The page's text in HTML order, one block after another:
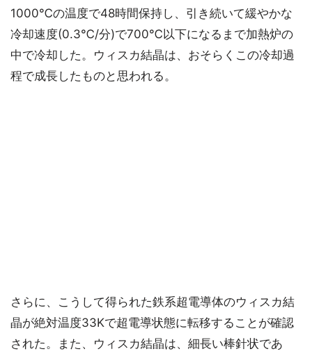
1000℃の温度で48時間保持し、引き続いて緩やかな
冷却速度(0.3℃/分)で700℃以下になるまで加熱炉の
中で冷却した。ウィスカ結晶は、おそらくこの冷却過
程で成長したものと思われる。
さらに、こうして得られた鉄系超電導体のウィスカ結
晶が絶対温度33Kで超電導状態に転移することが確認
された。また、ウィスカ結晶は、細長い棒針状であ